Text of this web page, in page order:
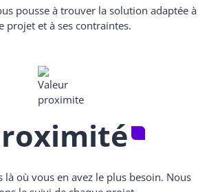
pousse à trouver la solution adaptée à
projet et à ses contraintes.
là où vous en avez le plus besoin. Nous